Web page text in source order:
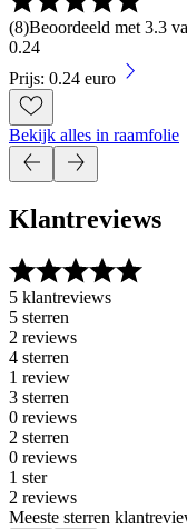
(8)Beoordeeld met 3.3
0.24
Prijs: 0.24 euro
Bekijk alles in raamfolie
Klantreviews
5 klantreviews
5 sterren
2 reviews
4 sterren
1 review
3 sterren
0 reviews
2 sterren
0 reviews
1 ster
2 reviews
Meeste sterren